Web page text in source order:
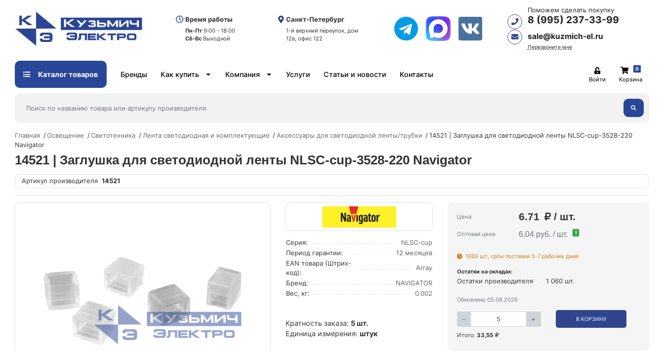
Время работы
Пн-Пт 9:00 - 18:00
Сб-Вс Выходной
Санкт-Петербург
1-й верхний переулок, дом
12в, офис 122
Поможем сделать покупку
8 (995) 237-33-99
sale@kuzmich-el.ru
Перезвоните мне
Каталог товаров Бренды Как купить Компания Услуги Статьи и новости Контакты
Войти
0
Корзина
Главная Освещение Светотехника Лента светодиодная и комплектующие Аксессуары для светодиодной ленты/трубки
14521 | Заглушка для светодиодной ленты NLSC-cup-3528-220
Navigator
14521 | Заглушка для светодиодной ленты NLSC-cup-3528-220 Navigator
Артикул производителя 14521
Серия:
NLSC-cup
Период гарантии:
12 месяцев
EAN товара (Штрих-
код):
Array
Бренд:
NAVIGATOR
Вес, кг:
0.002
Кратность заказа: 5 шт.
Единица измерения: штук
Цена 6.71 / шт.
Оптовая цена 6.04 руб. / шт. !
1060 шт., срок поставки 5-7 рабочих дней
Остатки на складах:
Остатки производителя 1 060 шт.
Обновлено 05.08.2026
- + В КОРЗИНУ
Итого: 33,55